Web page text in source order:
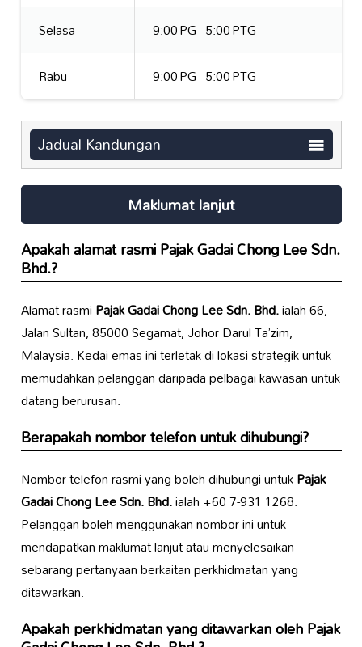
Selasa
9:00 PG–5:00 PTG
Rabu
9:00 PG–5:00 PTG
Jadual Kandungan
Maklumat lanjut
Apakah alamat rasmi Pajak Gadai Chong Lee Sdn.
Bhd.?
Alamat rasmiPajak Gadai Chong Lee Sdn. Bhd.ialah 66,
Jalan Sultan, 85000 Segamat, Johor Darul Ta’zim,
Malaysia. Kedai emas ini terletak di lokasi strategik untuk
memudahkan pelanggan daripada pelbagai kawasan untuk
datang berurusan.
Berapakah nombor telefon untuk dihubungi?
Nombor telefon rasmi yang boleh dihubungi untukPajak
Gadai Chong Lee Sdn. Bhd.ialah +60 7-931 1268.
Pelanggan boleh menggunakan nombor ini untuk
mendapatkan maklumat lanjut atau menyelesaikan
sebarang pertanyaan berkaitan perkhidmatan yang
ditawarkan.
Apakah perkhidmatan yang ditawarkan oleh Pajak